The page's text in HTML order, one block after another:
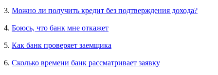
3. Можно ли получить кредит без подтверждения дохода?
4. Боюсь, что банк мне откажет
5. Как банк проверяет заемщика
6. Сколько времени банк рассматривает заявку